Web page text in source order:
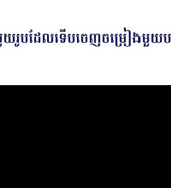
យរូបដែលទើបចេញចម្រៀងមួយ